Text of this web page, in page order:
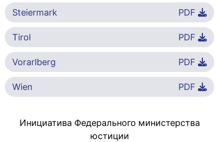
Steiermark PDF
Tirol PDF
Vorarlberg PDF
Wien PDF
Инициатива Федерального министерства
юстиции